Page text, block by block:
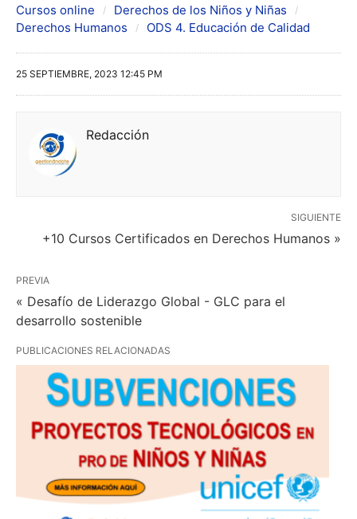
Cursos online
Derechos de los Niños y Niñas
Derechos Humanos
ODS 4. Educación de Calidad
25 SEPTIEMBRE, 2023 12:45 PM
Redacción
SIGUIENTE
+10 Cursos Certificados en Derechos Humanos »
PREVIA
« Desafío de Liderazgo Global - GLC para el
desarrollo sostenible
PUBLICACIONES RELACIONADAS